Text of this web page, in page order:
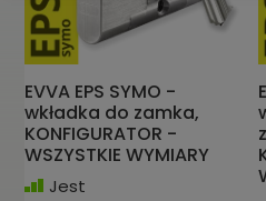
EVVA EPS SYMO -
wkładka do zamka,
KONFIGURATOR -
WSZYSTKIE WYMIARY
Jest